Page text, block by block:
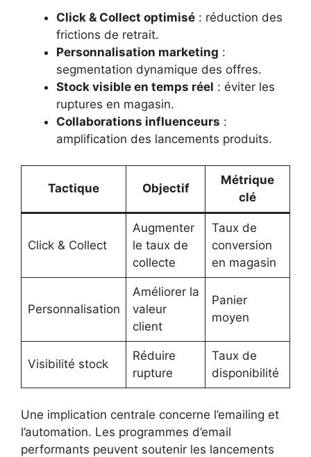
Click & Collect optimisé : réduction des
frictions de retrait.
Personnalisation marketing :
segmentation dynamique des offres.
Stock visible en temps réel : éviter les
ruptures en magasin.
Collaborations influenceurs :
amplification des lancements produits.
Tactique Objectif
Métrique
clé
Click & Collect
Augmenter
le taux de
collecte
Taux de
conversion
en magasin
Personnalisation
Améliorer la
valeur
client
Panier
moyen
Visibilité stock
Réduire
rupture
Taux de
disponibilité
Une implication centrale concerne l’emailing et
l’automation. Les programmes d’email
performants peuvent soutenir les lancements